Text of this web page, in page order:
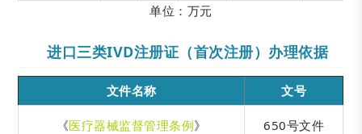
单位：万元
进口三类IVD注册证（首次注册）办理依据
文件名称 文号
《医疗器械监督管理条例》 650号文件